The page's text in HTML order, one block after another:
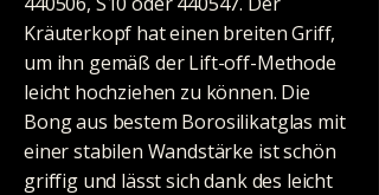
Kräuterkopf hat einen breiten Griff,
um ihn gemäß der Lift-off-Methode
leicht hochziehen zu können. Die
Bong aus bestem Borosilikatglas mit
einer stabilen Wandstärke ist schön
griffig und lässt sich dank des leicht